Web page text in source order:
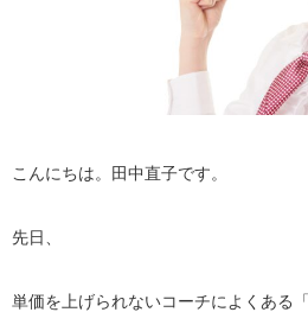
こんにちは。田中直子です。
先日、
単価を上げられないコーチによくある「